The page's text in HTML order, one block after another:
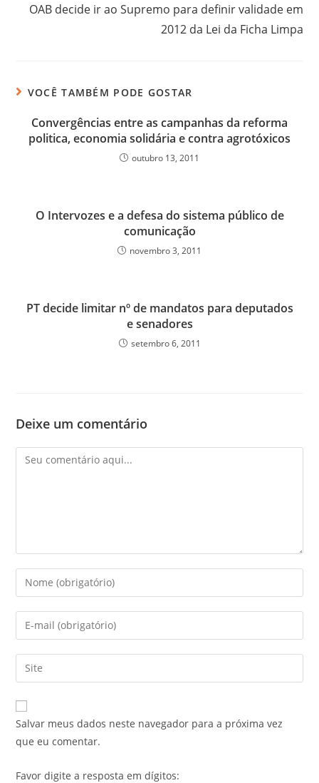
OAB decide ir ao Supremo para definir validade em
2012 da Lei da Ficha Limpa
VOCÊ TAMBÉM PODE GOSTAR
Convergências entre as campanhas da reforma
politica, economia solidária e contra agrotóxicos
outubro 13, 2011
O Intervozes e a defesa do sistema público de
comunicação
novembro 3, 2011
PT decide limitar nº de mandatos para deputados
e senadores
setembro 6, 2011
Deixe um comentário
Salvar meus dados neste navegador para a próxima vez
que eu comentar.
Favor digite a resposta em dígitos: